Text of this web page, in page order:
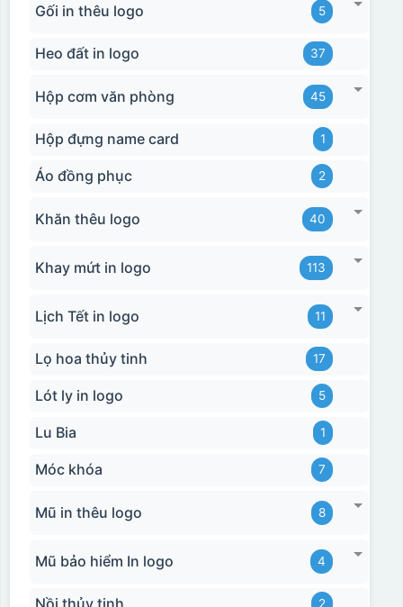
Gối in thêu logo 5
Heo đất in logo 37
Hộp cơm văn phòng 45
Hộp đựng name card 1
Áo đồng phục 2
Khăn thêu logo 40
Khay mứt in logo 113
Lịch Tết in logo 11
Lọ hoa thủy tinh 17
Lót ly in logo 5
Lu Bia 1
Móc khóa 7
Mũ in thêu logo 8
Mũ bảo hiểm In logo 4
2